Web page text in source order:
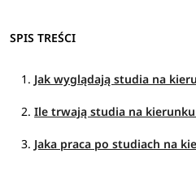
SPIS TREŚCI
Jak wyglądają studia na
Ile trwają studia na
Jaka praca po studiach na